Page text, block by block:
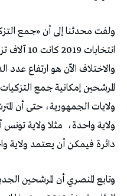
ولفت محدثنا إلى أن «جمع
والاختلاف الآن هو ارتفاع عدد
المرشحين إمكانية جمع
ولاية واحدة، مثلا ولاية
دائرة فيمكن أن يعتمد ولاية
وتابع المنصري أن المرشحين